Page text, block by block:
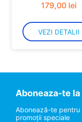
179,00 lei
VEZI DETALII
Aboneaza-te
Abonează-te
promoţii speciale